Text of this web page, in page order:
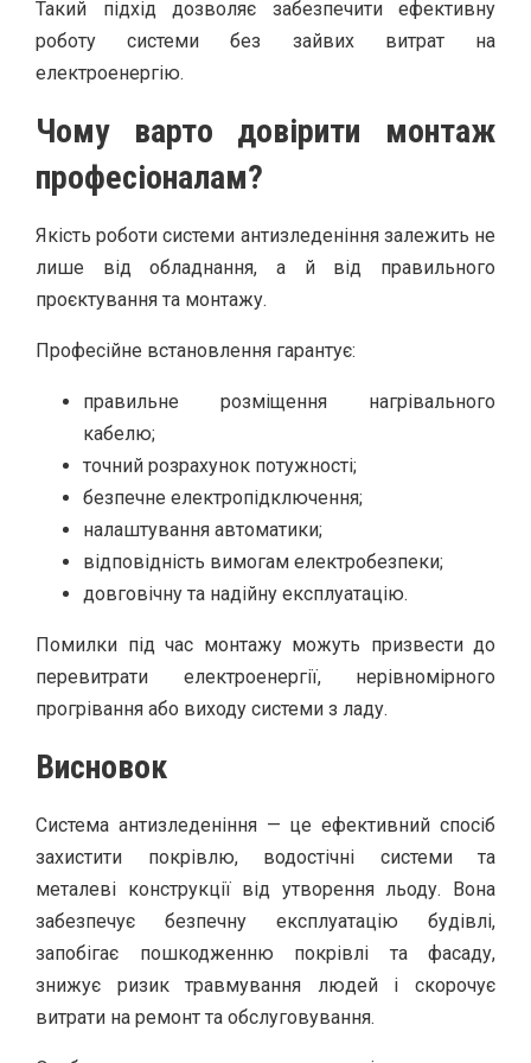
Такий підхід дозволяє забезпечити ефективну
роботу системи без зайвих витрат на
електроенергію.
Чому варто довірити монтаж
професіоналам?
Якість роботи системи антизледеніння залежить не
лише від обладнання, а й від правильного
проєктування та монтажу.
Професійне встановлення гарантує:
правильне розміщення нагрівального
кабелю;
точний розрахунок потужності;
безпечне електропідключення;
налаштування автоматики;
відповідність вимогам електробезпеки;
довговічну та надійну експлуатацію.
Помилки під час монтажу можуть призвести до
перевитрати електроенергії, нерівномірного
прогрівання або виходу системи з ладу.
Висновок
Система антизледеніння — це ефективний спосіб
захистити покрівлю, водостічні системи та
металеві конструкції від утворення льоду. Вона
забезпечує безпечну експлуатацію будівлі,
запобігає пошкодженню покрівлі та фасаду,
знижує ризик травмування людей і скорочує
витрати на ремонт та обслуговування.